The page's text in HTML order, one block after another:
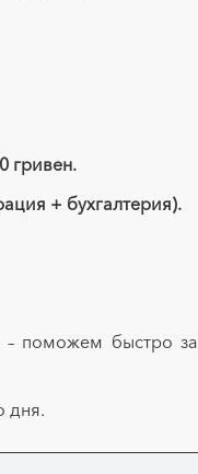
гривен.
+ бухгалтерия).
– поможем быстро
дня.